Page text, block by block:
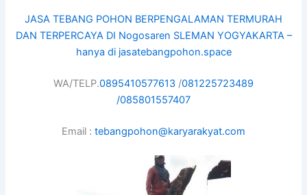
JASA TEBANG POHON BERPENGALAMAN TERMURAH
DAN TERPERCAYA DI Nogosaren SLEMAN YOGYAKARTA –
hanya di jasatebangpohon.space
WA/TELP.0895410577613 /081225723489
/085801557407
Email : tebangpohon@karyarakyat.com